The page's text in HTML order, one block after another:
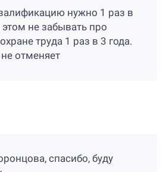
нужно 1 раз в
этом не забывать про
труда 1 раз в 3 года.
отменяет
спасибо, буду